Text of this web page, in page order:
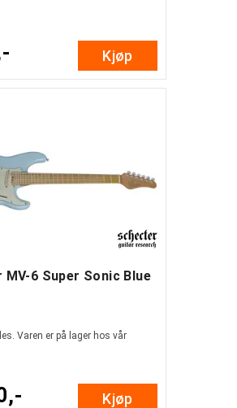
Kjøp
MV-6 Super Sonic Blue
Varen er på lager hos vår
Kjøp